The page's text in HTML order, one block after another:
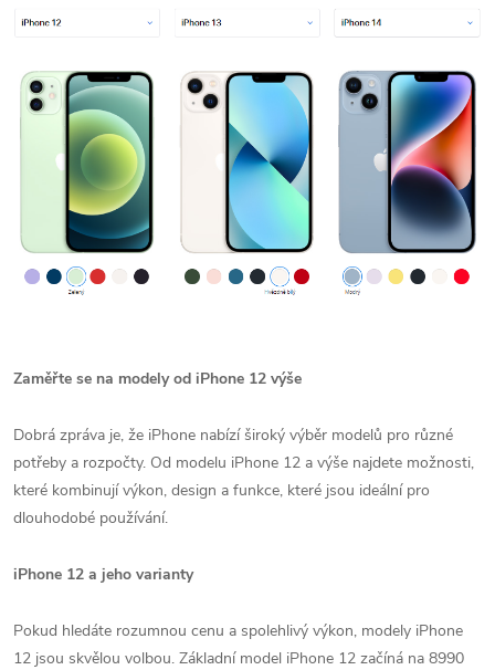
Zaměřte se na modely od iPhone 12 výše
Dobrá zpráva je, že iPhone nabízí široký výběr modelů pro různé
potřeby a rozpočty. Od modelu iPhone 12 a výše najdete možnosti,
které kombinují výkon, design a funkce, které jsou ideální pro
dlouhodobé používání.
iPhone 12 a jeho varianty
Pokud hledáte rozumnou cenu a spolehlivý výkon, modely iPhone
12 jsou skvělou volbou. Základní model iPhone 12 začíná na 8990